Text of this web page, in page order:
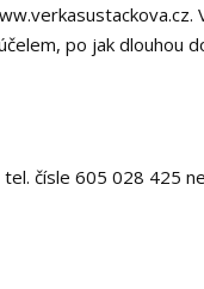
po jak dlouhou
čísle 605 028 425